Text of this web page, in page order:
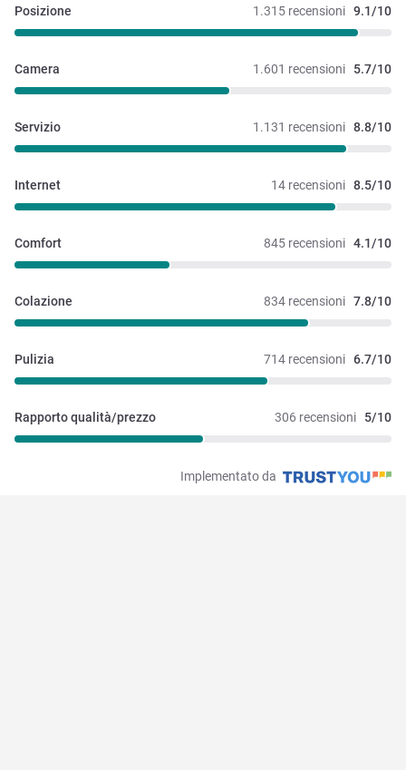
1.315 recensioni 9.1/10
Posizione
1.601 recensioni 5.7/10
Camera
1.131 recensioni 8.8/10
Servizio
14 recensioni 8.5/10
Internet
845 recensioni 4.1/10
Comfort
834 recensioni 7.8/10
Colazione
714 recensioni 6.7/10
Pulizia
306 recensioni 5/10
Rapporto qualità/prezzo
Implementato da